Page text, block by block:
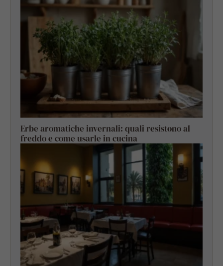
Erbe aromatiche invernali: quali resistono al
freddo e come usarle in cucina